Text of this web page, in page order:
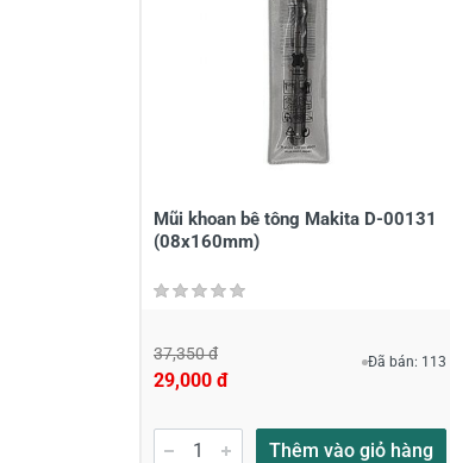
Đánh giá sao
Viết nhận xét của bạn
Mũi khoan bê tông Makita D-00131
(08x160mm)
37,350 đ
29,000 đ
Đã bán: 113
Thêm vào giỏ hàng